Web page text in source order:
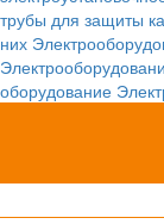
трубы для защиты
них
оборудование